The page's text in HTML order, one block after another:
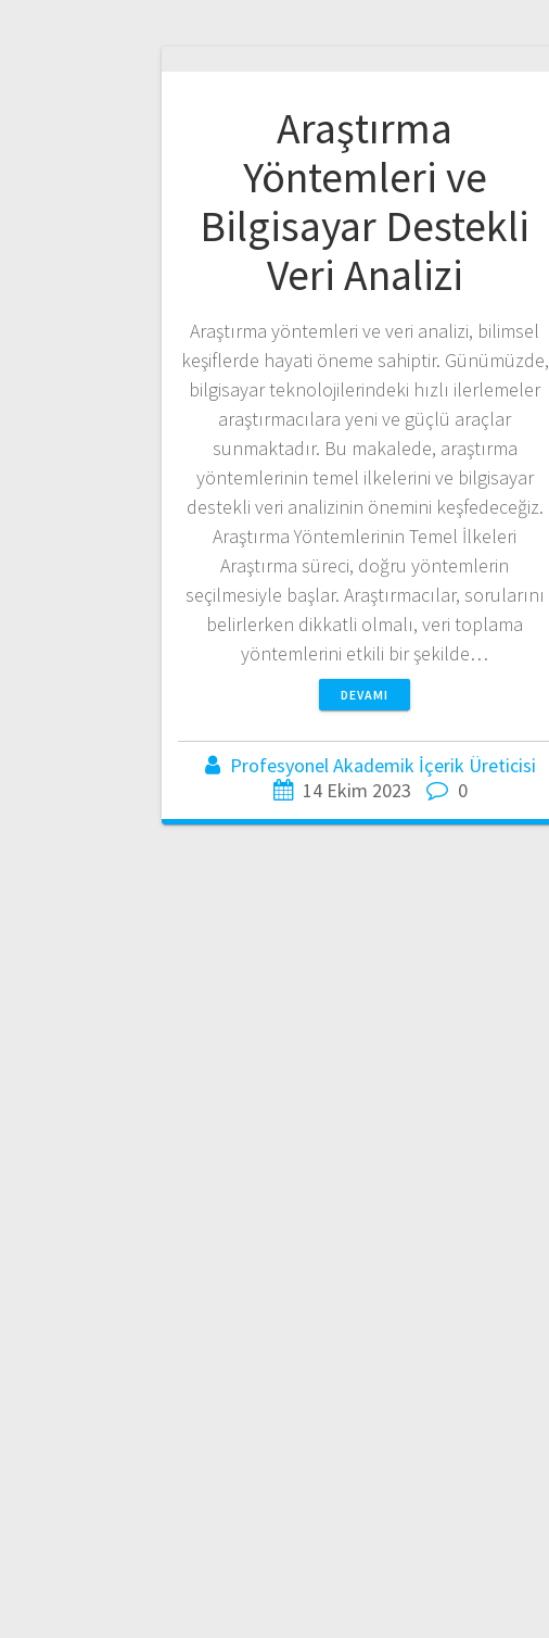
Araştırma
Yöntemleri ve
Bilgisayar Destekli
Veri Analizi
Araştırma yöntemleri ve veri analizi, bilimsel
keşiflerde hayati öneme sahiptir. Günümüzde,
bilgisayar teknolojilerindeki hızlı ilerlemeler
araştırmacılara yeni ve güçlü araçlar
sunmaktadır. Bu makalede, araştırma
yöntemlerinin temel ilkelerini ve bilgisayar
destekli veri analizinin önemini keşfedeceğiz.
Araştırma Yöntemlerinin Temel İlkeleri
Araştırma süreci, doğru yöntemlerin
seçilmesiyle başlar. Araştırmacılar, sorularını
belirlerken dikkatli olmalı, veri toplama
yöntemlerini etkili bir şekilde…
DEVAMI
Profesyonel Akademik İçerik Üreticisi
14 Ekim 2023
0